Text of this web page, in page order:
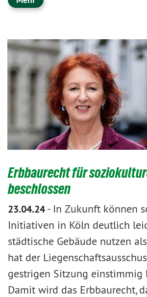
Erbbaurecht für
beschlossen
23.04.24- In Zukunft können
Initiativen in Köln deutlich
städtische Gebäude nutzen
hat der
gestrigen Sitzung einstimmig
Damit wird das Erbbaurecht,